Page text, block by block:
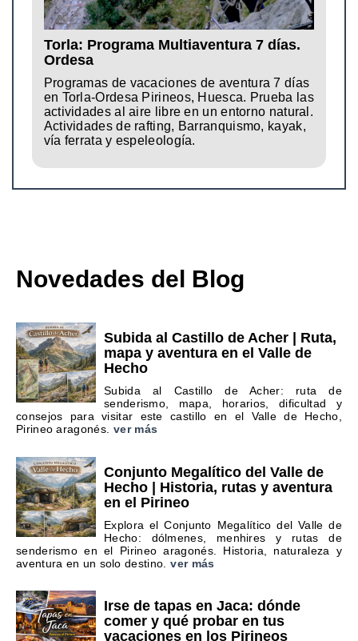
Torla: Programa Multiaventura 7 días.
Ordesa
Programas de vacaciones de aventura 7 días
en Torla-Ordesa Pirineos, Huesca. Prueba las
actividades al aire libre en un entorno natural.
Actividades de rafting, Barranquismo, kayak,
vía ferrata y espeleología.
Novedades del Blog
Subida al Castillo de Acher | Ruta,
mapa y aventura en el Valle de
Hecho
Subida al Castillo de Acher: ruta de
senderismo, mapa, horarios, dificultad y
consejos para visitar este castillo en el Valle de Hecho,
Pirineo aragonés. ver más
Conjunto Megalítico del Valle de
Hecho | Historia, rutas y aventura
en el Pirineo
Explora el Conjunto Megalítico del Valle de
Hecho: dólmenes, menhires y rutas de
senderismo en el Pirineo aragonés. Historia, naturaleza y
aventura en un solo destino. ver más
Irse de tapas en Jaca: dónde
comer y qué probar en tus
vacaciones en los Pirineos